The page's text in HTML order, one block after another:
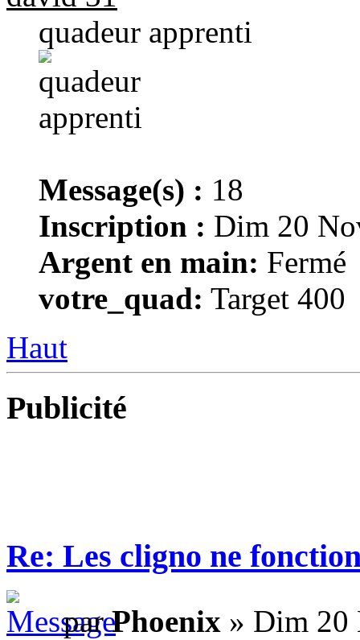
quadeur apprenti
Message(s) : 18
Inscription : Dim 20
Argent en main: Fermé
votre_quad: Target 400
Haut
Publicité
Re: Les cligno ne
parPhoenix » Dim 20